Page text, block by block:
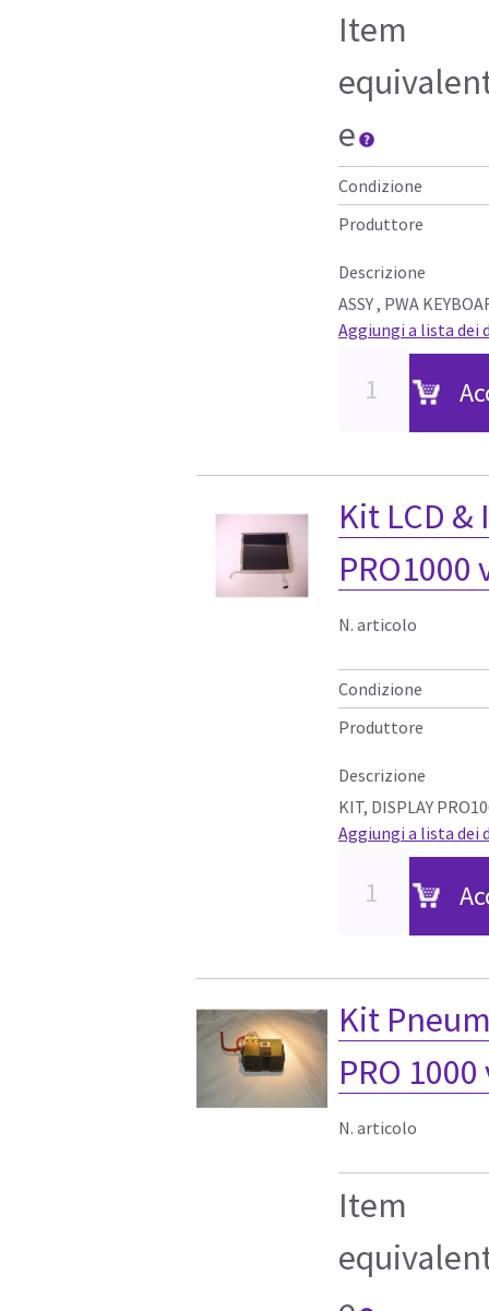
Item
e
Condizione
Produttore
Descrizione
ASSY , PWA
Aggiungi a lista dei
Kit LCD
PRO1000
N. articolo
Condizione
Produttore
Descrizione
KIT, DISPLAY
Aggiungi a lista dei
Kit
PRO 1000
N. articolo
Item